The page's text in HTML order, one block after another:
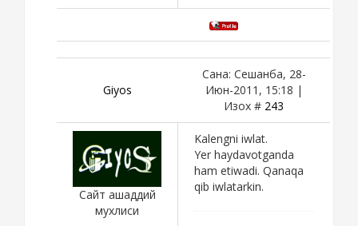
Giyos
Сана: Сешанба, 28-
Июн-2011, 15:18 |
Изох # 243
Сайт ашаддий
мухлиси
Kalengni iwlat.
Yer haydavotganda
ham etiwadi. Qanaqa
qib iwlatarkin.